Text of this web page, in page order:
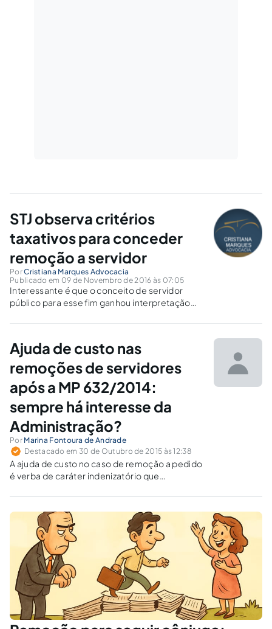
STJ observa critérios
taxativos para conceder
remoção a servidor
PorCristiana Marques Advocacia
Publicado em 09 de Novembro de 2016 às 07:05
Interessante é que o conceito de servidor
público para esse fim ganhou interpretação
Supremo Tribunal Federal (STF), de modo a
administração direta, mas também os que
exer
Ajuda de custo nas
remoções de servidores
após a MP 632/2014:
sempre há interesse da
Administração?
Por Marina Fontoura de Andrade
Destacado em 30 de Outubro de 2015 às 12:38
A ajuda de custo no caso de remoção a pedido
é verba de caráter indenizatório que
pagamento, bastando ser caracterizada a
situação jurídica merecedora de reparação,
com base no poder da autotutela a
Administração Pública.